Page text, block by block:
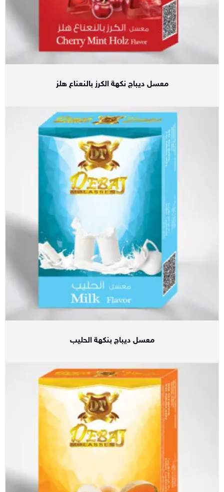
معسل ديباج نكهة الكرز بالنعناع هلز
معسل ديباج بنكهة الحليب